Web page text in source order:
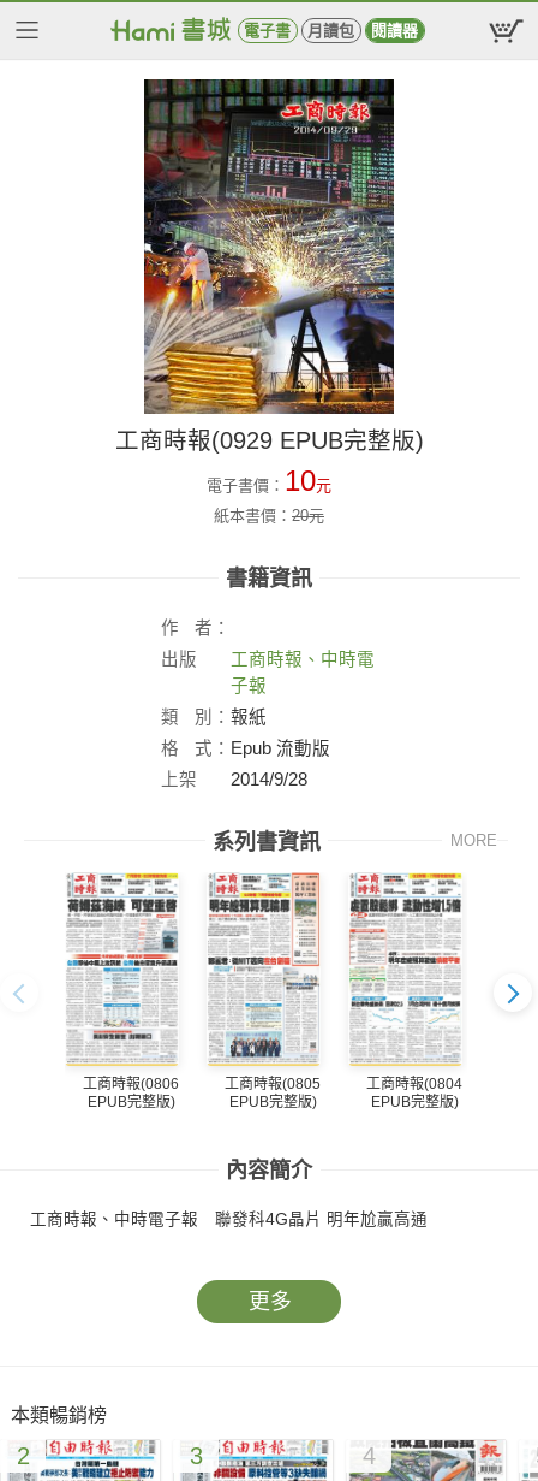
電子書 月讀包 閱讀器
工商時報(0929 EPUB完整版)
電子書價： 10元
紙本書價： 20元
書籍資訊
作
者：
出版
工商時報、中時電
子報
類
別： 報紙
格
式： Epub 流動版
上架
2014/9/28
系列書資訊 MORE
工商時報(0806
EPUB完整版)
工商時報(0805
EPUB完整版)
工商時報(0804
EPUB完整版)
內容簡介
工商時報、中時電子報 聯發科4G晶片 明年尬贏高通
更多
本類暢銷榜
2 3 4